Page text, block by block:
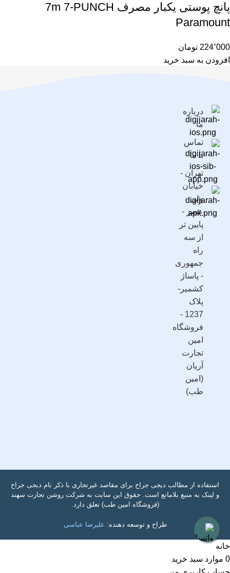
پانچ پوستی یکبار مصرف 7m 7-PUNCH
Paramount
224٬000 تومان
افزودن به سبد خرید
درباره
ما
تماس
با ما
تهران -
خیابان
ولی
عصر -
پایین تر
از سه
راه
جمهوری
- پاساژ
کشمیر-
پلاک
1237 -
فروشگاه
امین
تجارت
آریان
(امین
طب)
استفاده از مطالب دیجی جراح برای مقاصد غیرتجاری با ذکر نام دیجی جراح
و لینک به منبع بلامانع است. حقوق این سایت به شرکت روشن تجارت سهند
(فروشگاه امین طب) تعلق دارد.
طراح و توسعه دهنده: علیرضا عباسی
خانه
0 موارد سبد خرید